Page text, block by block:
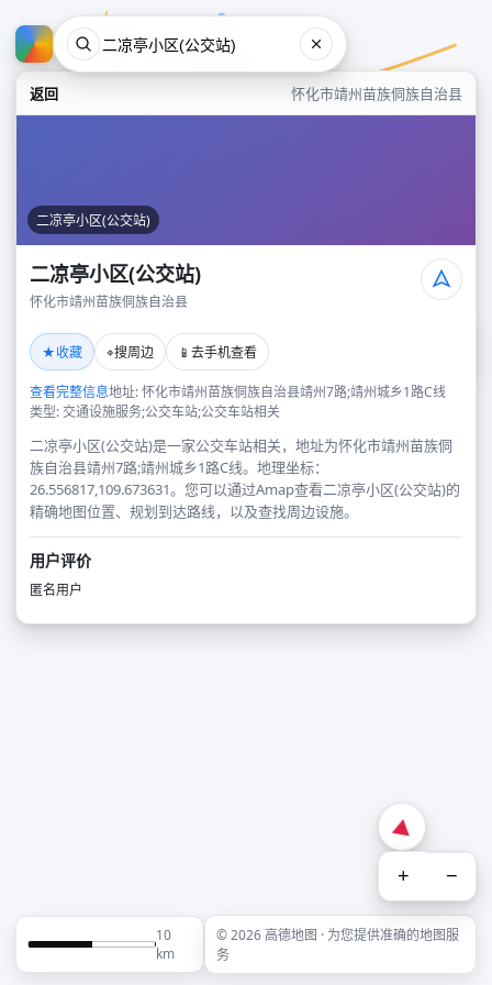
返回 怀化市靖州苗族侗族自治县
二凉亭小区(公交站)
二凉亭小区(公交站)
怀化市靖州苗族侗族自治县
★收藏 ⌖搜周边 📱 去手机查看
查看完整信息地址: 怀化市靖州苗族侗族自治县靖州7路;靖州城乡1路C线
类型: 交通设施服务;公交车站;公交车站相关
二凉亭小区(公交站)是一家公交车站相关，地址为怀化市靖州苗族侗
族自治县靖州7路;靖州城乡1路C线。地理坐标：
26.556817,109.673631。您可以通过Amap查看二凉亭小区(公交站)的
精确地图位置、规划到达路线，以及查找周边设施。
用户评价
匿名用户
+ −
10
km
© 2026 高德地图 · 为您提供准确的地图服
务